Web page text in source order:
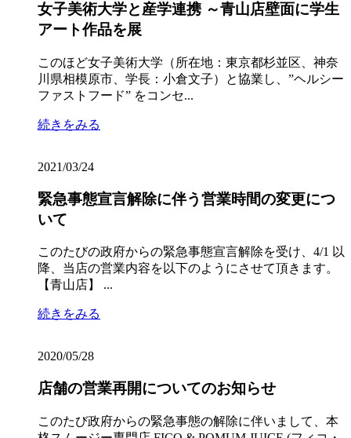
女子美術大学と産学連携 ～青山店壁面に学生
アート作品を展
このほど女子美術大学（所在地：東京都杉並区、神奈
川県相模原市、学長：小倉文子）と協業し、”ヘルシー
ファストフード” をコンセ...
続きをみる
2021/03/24
緊急事態宣言解除に伴う営業時間の変更につ
いて
このたびの政府からの緊急事態宣言解除を受け、4/1 以
降、当店の営業内容を以下のようにさせて頂きます。
【青山店】 ...
続きをみる
2020/05/28
店舗の営業再開についてのお知らせ
このたび政府からの緊急事態の解除に伴いまして、本